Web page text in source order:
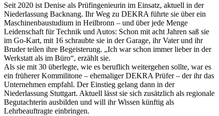
Seit 2020 ist Denise als Prüfingenieurin im Einsatz, aktuell in der
Niederlassung Backnang. Ihr Weg zu DEKRA führte sie über ein
Maschinenbaustudium in Heilbronn – und über jede Menge
Leidenschaft für Technik und Autos: Schon mit acht Jahren saß sie
im Go-Kart, mit 16 schraubte sie in der Garage, ihr Vater und ihr
Bruder teilen ihre Begeisterung. „Ich war schon immer lieber in der
Werkstatt als im Büro“, erzählt sie.
Als sie mit 30 überlegte, wie es beruflich weitergehen sollte, war es
ein früherer Kommilitone – ehemaliger DEKRA Prüfer – der ihr das
Unternehmen empfahl. Der Einstieg gelang dann in der
Niederlassung Stuttgart. Aktuell lässt sie sich zusätzlich als regionale
Begutachterin ausbilden und will ihr Wissen künftig als
Lehrbeauftragte einbringen.